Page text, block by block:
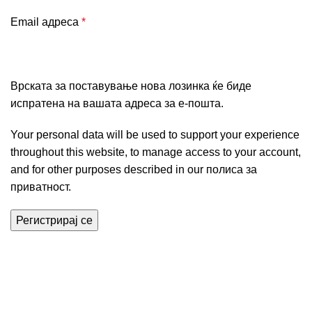
Email адреса *
Врската за поставување нова лозинка ќе биде
испратена на вашата адреса за е-пошта.
Your personal data will be used to support your experience
throughout this website, to manage access to your account,
and for other purposes described in our полиса за
приватност.
Регистрирај се